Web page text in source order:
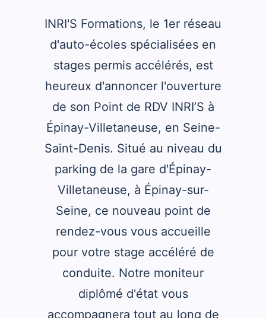
INRI'S Formations, le 1er réseau
d'auto-écoles spécialisées en
stages permis accélérés, est
heureux d'annoncer l'ouverture
de son Point de RDV INRI’S à
Épinay-Villetaneuse, en Seine-
Saint-Denis. Situé au niveau du
parking de la gare d'Épinay-
Villetaneuse, à Épinay-sur-
Seine, ce nouveau point de
rendez-vous vous accueille
pour votre stage accéléré de
conduite. Notre moniteur
diplômé d'état vous
accompagnera tout au long de